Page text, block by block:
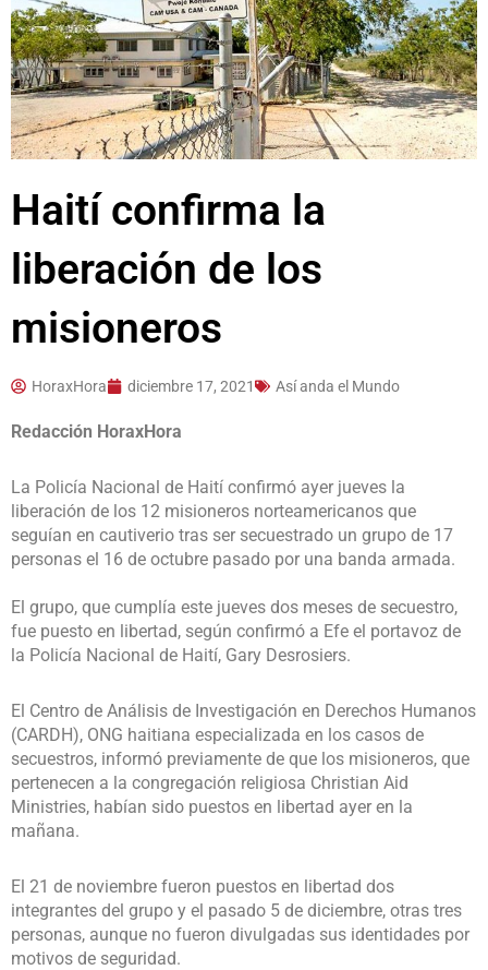
Haití confirma la
liberación de los
misioneros
HoraxHora diciembre 17, 2021 Así anda el Mundo
Redacción HoraxHora
La Policía Nacional de Haití confirmó ayer jueves la
liberación de los 12 misioneros norteamericanos que
seguían en cautiverio tras ser secuestrado un grupo de 17
personas el 16 de octubre pasado por una banda armada.
El grupo, que cumplía este jueves dos meses de secuestro,
fue puesto en libertad, según confirmó a Efe el portavoz de
la Policía Nacional de Haití, Gary Desrosiers.
El Centro de Análisis de Investigación en Derechos Humanos
(CARDH), ONG haitiana especializada en los casos de
secuestros, informó previamente de que los misioneros, que
pertenecen a la congregación religiosa Christian Aid
Ministries, habían sido puestos en libertad ayer en la
mañana.
El 21 de noviembre fueron puestos en libertad dos
integrantes del grupo y el pasado 5 de diciembre, otras tres
personas, aunque no fueron divulgadas sus identidades por
motivos de seguridad.